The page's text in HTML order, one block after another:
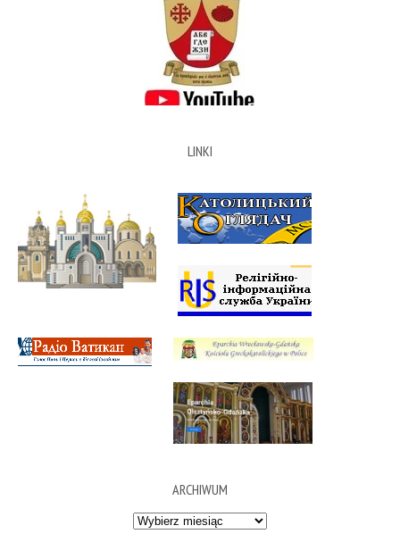
LINKI
ARCHIWUM
Archiwum